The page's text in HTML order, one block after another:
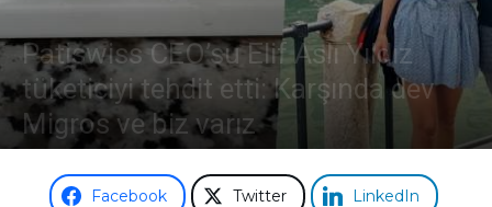
Patiswiss CEO’su Elif Aslı Yıldız
tüketiciyi tehdit etti: Karşında dev
Migros ve biz varız
Facebook Twitter LinkedIn